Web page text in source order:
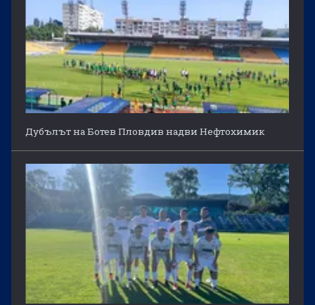
Дубълът на Ботев Пловдив надви Нефтохимик